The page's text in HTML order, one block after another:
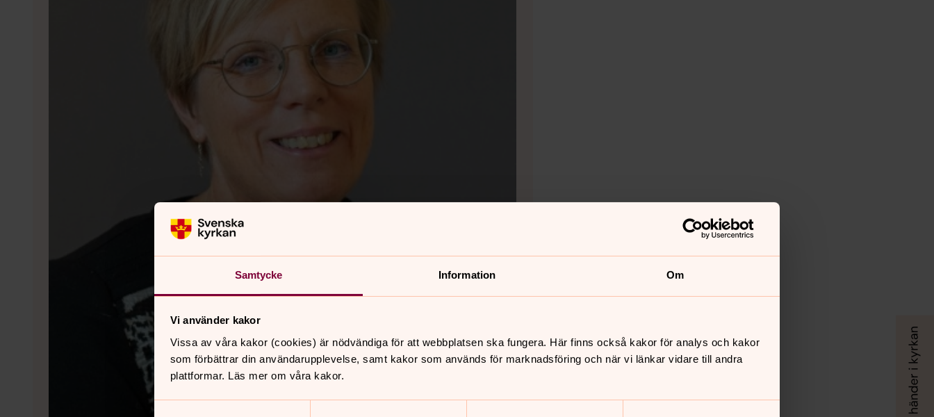
Samtycke Information Om
Vi använder kakor
Vissa av våra kakor (cookies) är nödvändiga för att webbplatsen ska fungera. Här finns också kakor för analys och kakor
som förbättrar din användarupplevelse, samt kakor som används för marknadsföring och när vi länkar vidare till andra
plattformar. Läs mer om våra kakor.
Samtyckesval